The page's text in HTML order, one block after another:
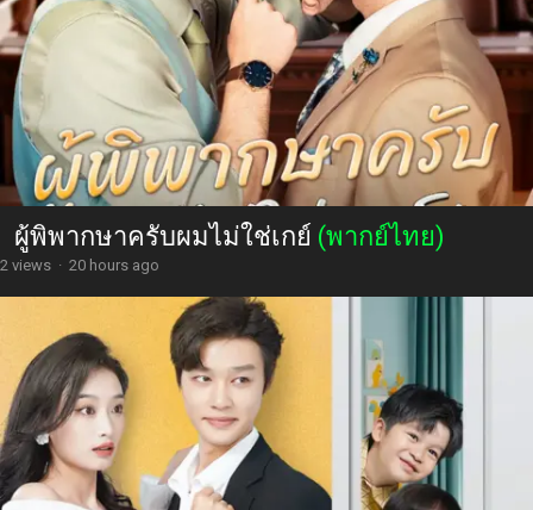
ผู้พิพากษาครับผมไม่ใช่เกย์ (พากย์ไทย)
2 views · 20 hours ago